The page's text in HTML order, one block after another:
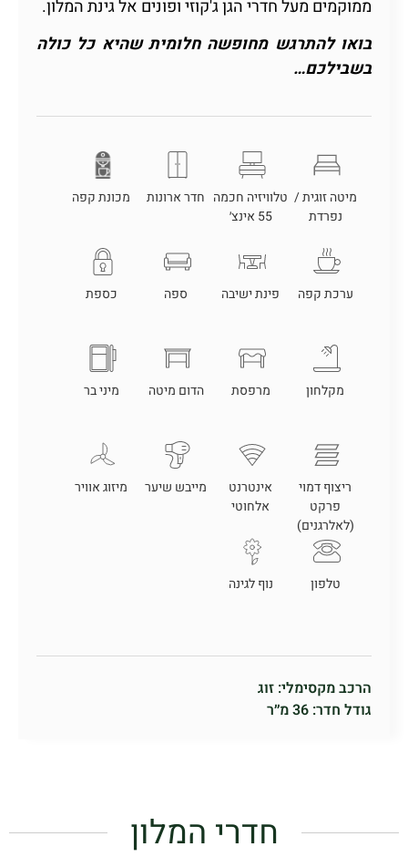
ממוקמים מעל חדרי הגן ג'קוזי ופונים אל גינת המלון.
בואו להתרגש מחופשה חלומית שהיא כל כולה
בשבילכם…
מיטה זוגית /
נפרדת
טלוויזיה חכמה
55 אינצ׳
חדר ארונות מכונת קפה
ערכת קפה פינת ישיבה ספה כספת
מקלחון מרפסת הדום מיטה מיני בר
ריצוף דמוי
פרקט
(לאלרגנים)
אינטרנט
אלחוטי
מייבש שיער מיזוג אוויר
טלפון נוף לגינה
הרכב מקסימלי: זוג
גודל חדר: 36 מ״ר
חדרי המלון